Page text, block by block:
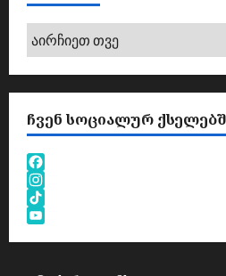
არქივები
ᲩᲕᲔᲜ ᲡᲝᲪᲘᲐᲚᲣᲠ
Facebook
Instagram
TikTok